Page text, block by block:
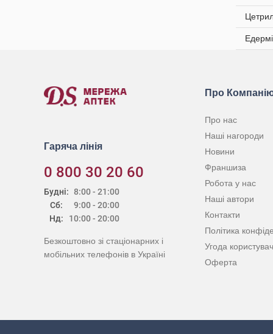
Гаряча лінія
0 800 30 20 60
Будні:
Сб:
Нд:
8:00 - 21:00
9:00 - 20:00
10:00 - 20:00
Безкоштовно зі стаціонарних і
мобільних телефонів в Україні
Про
Про нас
Наші нагороди
Новини
Франшиза
Робота у нас
Наші автори
Контакти
Політика
Угода
Оферта